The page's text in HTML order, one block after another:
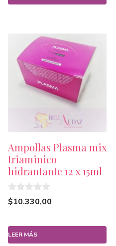
Ampollas Plasma mix
triaminico
hidrantante 12 x 15ml
0
d
$10.330,00
LEER MÁS